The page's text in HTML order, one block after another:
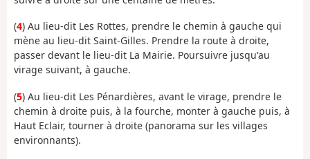
(4) Au lieu-dit Les Rottes, prendre le chemin à gauche qui
mène au lieu-dit Saint-Gilles. Prendre la route à droite,
passer devant le lieu-dit La Mairie. Poursuivre jusqu'au
virage suivant, à gauche.
(5) Au lieu-dit Les Pénardières, avant le virage, prendre le
chemin à droite puis, à la fourche, monter à gauche puis, à
Haut Eclair, tourner à droite (panorama sur les villages
environnants).